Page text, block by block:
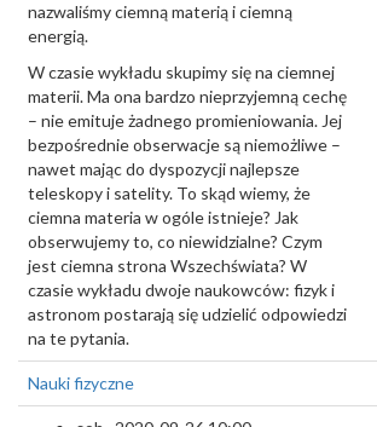
nazwaliśmy ciemną materią i ciemną
energią.
W czasie wykładu skupimy się na ciemnej
materii. Ma ona bardzo nieprzyjemną cechę
– nie emituje żadnego promieniowania. Jej
bezpośrednie obserwacje są niemożliwe –
nawet mając do dyspozycji najlepsze
teleskopy i satelity. To skąd wiemy, że
ciemna materia w ogóle istnieje? Jak
obserwujemy to, co niewidzialne? Czym
jest ciemna strona Wszechświata? W
czasie wykładu dwoje naukowców: fizyk i
astronom postarają się udzielić odpowiedzi
na te pytania.
Nauki fizyczne